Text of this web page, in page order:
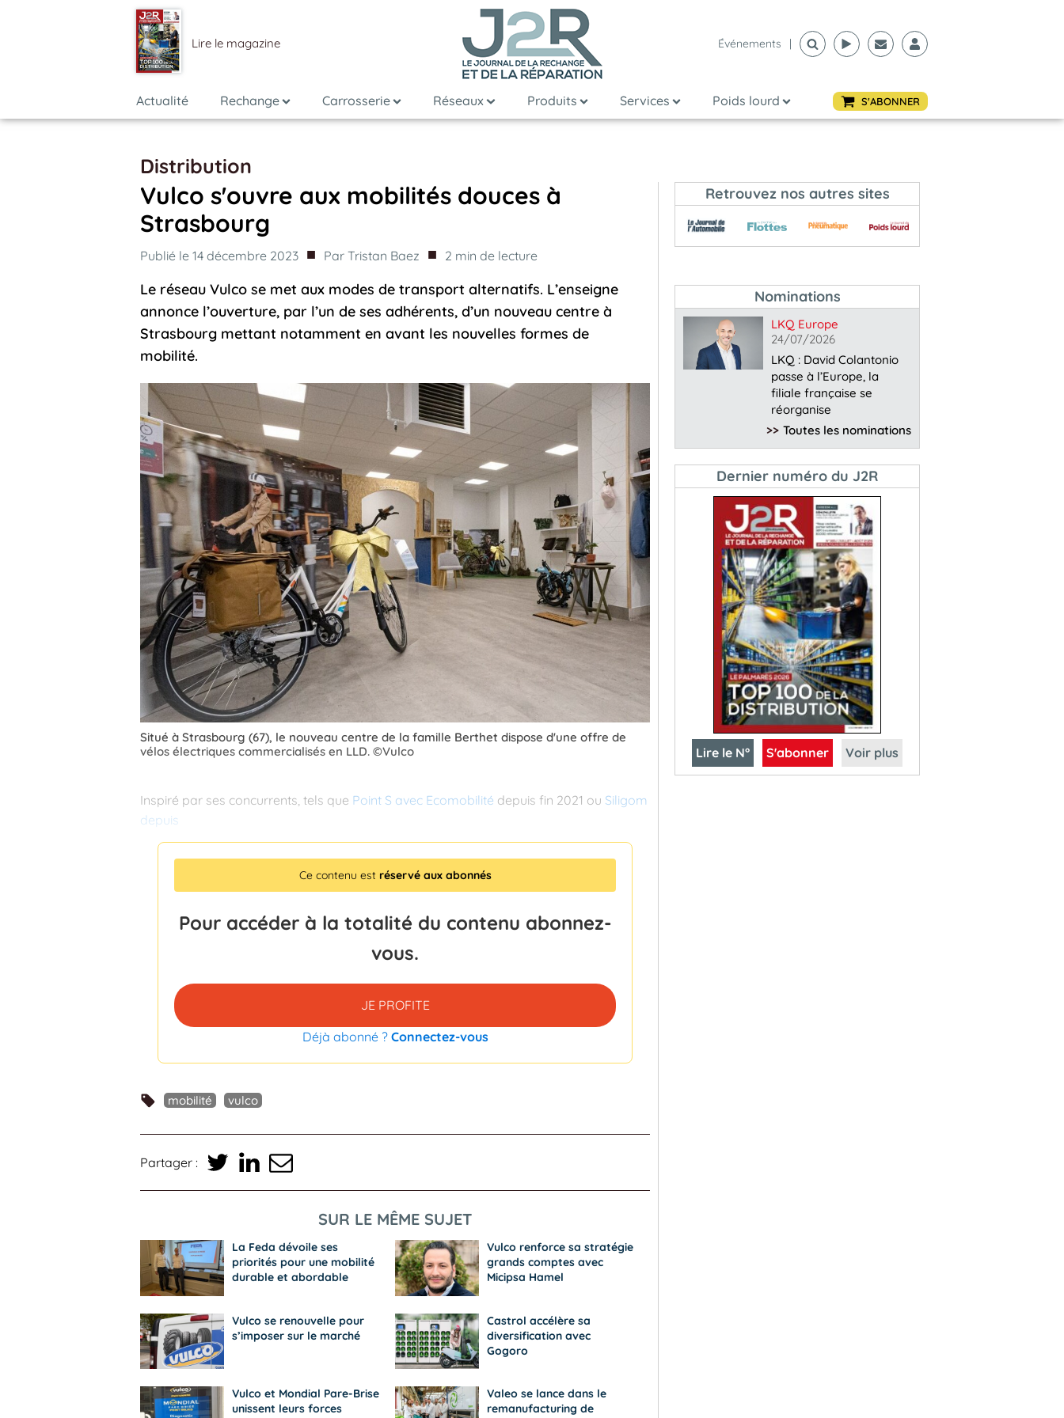
Lire le magazine Événements |
Actualité Rechange Carrosserie Réseaux Produits Services Poids lourd S'ABONNER
Distribution
Vulco s'ouvre aux mobilités douces à
Strasbourg
Publié le 14 décembre 2023 ■ Par Tristan Baez ■ 2 min de lecture
Le réseau Vulco se met aux modes de transport alternatifs. L’enseigne
annonce l’ouverture, par l’un de ses adhérents, d’un nouveau centre à
Strasbourg mettant notamment en avant les nouvelles formes de
mobilité.
Situé à Strasbourg (67), le nouveau centre de la famille Berthet dispose d'une offre de
vélos électriques commercialisés en LLD. ©Vulco
Inspiré par ses concurrents, tels que Point S avec Ecomobilité depuis fin 2021 ou Siligom
depuis
Ce contenu est réservé aux abonnés
Pour accéder à la totalité du contenu abonnez-
vous.
JE PROFITE
Déjà abonné ? Connectez-vous
mobilité vulco
Partager :
SUR LE MÊME SUJET
La Feda dévoile ses
priorités pour une mobilité
durable et abordable
Vulco renforce sa stratégie
grands comptes avec
Micipsa Hamel
Vulco se renouvelle pour
s’imposer sur le marché
Castrol accélère sa
diversification avec
Gogoro
Vulco et Mondial Pare-Brise
unissent leurs forces
Valeo se lance dans le
remanufacturing de
Retrouvez nos autres sites
Nominations
LKQ Europe
24/07/2026
LKQ : David Colantonio
passe à l’Europe, la
filiale française se
réorganise
>> Toutes les nominations
Dernier numéro du J2R
Lire le N° S'abonner Voir plus